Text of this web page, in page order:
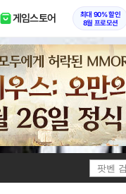
게임스토어
최대 90% 할인
8월 프로모션